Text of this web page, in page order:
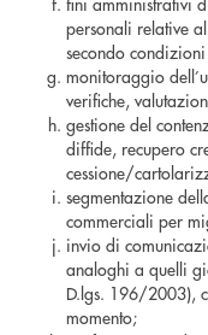
personali relative
secondo
monitoraggio
verifiche,
gestione del
diffide, recupero
cessione/
segmentazione
commerciali per
invio di
analoghi a quelli
D.lgs. 196/2003),
momento;